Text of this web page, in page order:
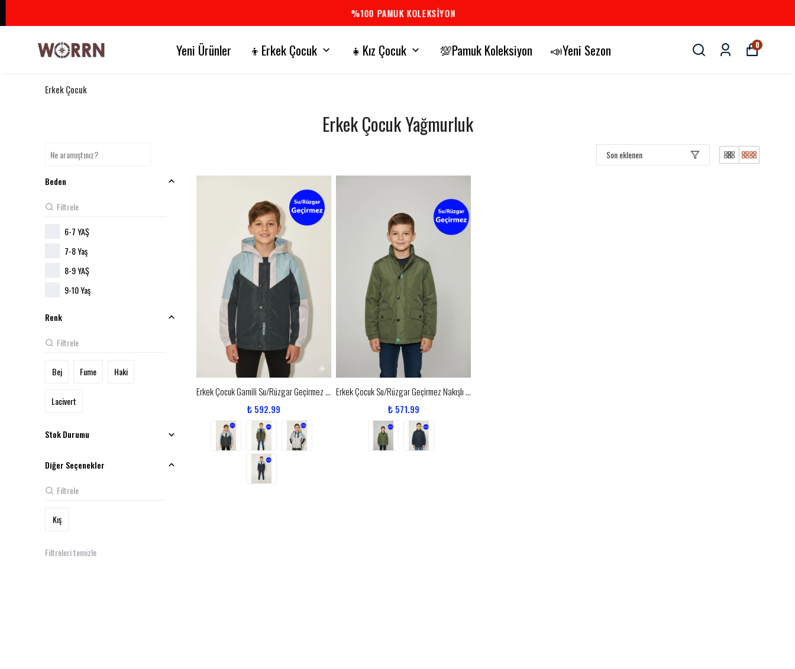
%100 PAMUK KOLEKSİYON
Yeni Ürünler 👦Erkek Çocuk 👧Kız Çocuk 💯Pamuk Koleksiyon 📣Yeni Sezon 0
Erkek Çocuk
Erkek Çocuk Yağmurluk
Son eklenen
Beden
6-7 YAŞ
7-8 Yaş
8-9 YAŞ
9-10 Yaş
Renk
Bej Fume Haki
Lacivert
Stok Durumu
Diğer Seçenekler
Kış
Filtreleri temizle
Erkek Çocuk Garnili Su/Rüzgar Geçirmez Nakışlı Premium Yağmurluk - 2112
₺ 592.99
Erkek Çocuk Su/Rüzgar Geçirmez Nakışlı Premium Yağmurluk - 2109
₺ 571.99